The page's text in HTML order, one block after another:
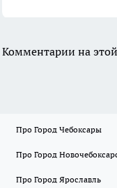
Комментарии на
Про Город Чебоксары
Про Город
Про Город Ярославль